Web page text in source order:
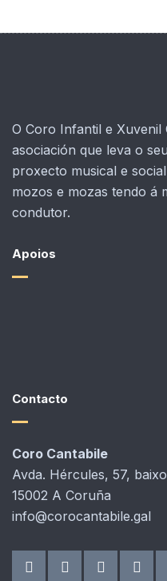
O Coro Infantil e Xuvenil
asociación que leva o
proxecto musical e
mozos e mozas tendo á
condutor.
Apoios
Contacto
Coro Cantabile
Avda. Hércules, 57, baixo
15002 A Coruña
info@corocantabile.gal